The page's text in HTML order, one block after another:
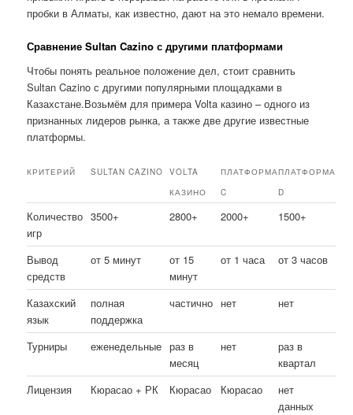
пробки в Алматы, как известно, дают на это немало времени.
Сравнение Sultan Cazino с другими платформами
Чтобы понять реальное положение дел, стоит сравнить
Sultan Cazino с другими популярными площадками в
Казахстане.Возьмём для примера Volta казино – одного из
признанных лидеров рынка, а также две другие известные
платформы.
КРИТЕРИЙ SULTAN CAZINO
VOLTA
КАЗИНО
ПЛАТФОРМА
C
ПЛАТФОРМА
D
Количество
игр
3500+ 2800+ 2000+ 1500+
Вывод
средств
от 5 минут
от 15
минут
от 1 часа от 3 часов
Казахский
язык
полная
поддержка
частично нет нет
Турниры еженедельные раз в
месяц
нет
раз в
квартал
Лицензия
Кюрасао + РК Кюрасао Кюрасао
нет
данных